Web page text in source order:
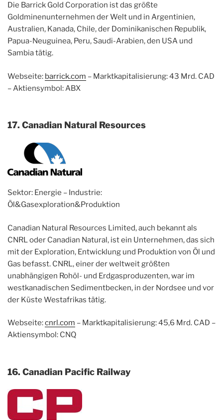
Die Barrick Gold Corporation ist das größte
Goldminenunternehmen der Welt und in Argentinien,
Australien, Kanada, Chile, der Dominikanischen Republik,
Papua-Neuguinea, Peru, Saudi-Arabien, den USA und
Sambia tätig.
Webseite: barrick.com – Marktkapitalisierung: 43 Mrd. CAD
– Aktiensymbol: ABX
17. Canadian Natural Resources
Sektor: Energie – Industrie:
Öl&Gasexploration&Produktion
Canadian Natural Resources Limited, auch bekannt als
CNRL oder Canadian Natural, ist ein Unternehmen, das sich
mit der Exploration, Entwicklung und Produktion von Öl und
Gas befasst. CNRL, einer der weltweit größten
unabhängigen Rohöl- und Erdgasproduzenten, war im
westkanadischen Sedimentbecken, in der Nordsee und vor
der Küste Westafrikas tätig.
Webseite:cnrl.com – Marktkapitalisierung: 45,6 Mrd. CAD –
Aktiensymbol: CNQ
16. Canadian Pacific Railway